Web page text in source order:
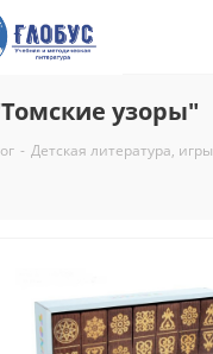
узоры"
- Детская литература, игры